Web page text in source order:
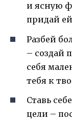
и ясную
придай
Разбей
– создай
себя
тебя к
Ставь
цели –